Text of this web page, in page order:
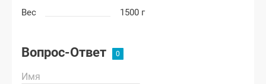
Вес
1500 г
Вопрос-Ответ
Имя